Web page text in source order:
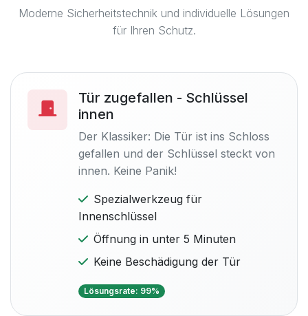
Moderne Sicherheitstechnik und individuelle Lösungen
für Ihren Schutz.
Tür zugefallen - Schlüssel
innen
Der Klassiker: Die Tür ist ins Schloss
gefallen und der Schlüssel steckt von
innen. Keine Panik!
Spezialwerkzeug für
Innenschlüssel
Öffnung in unter 5 Minuten
Keine Beschädigung der Tür
Lösungsrate: 99%